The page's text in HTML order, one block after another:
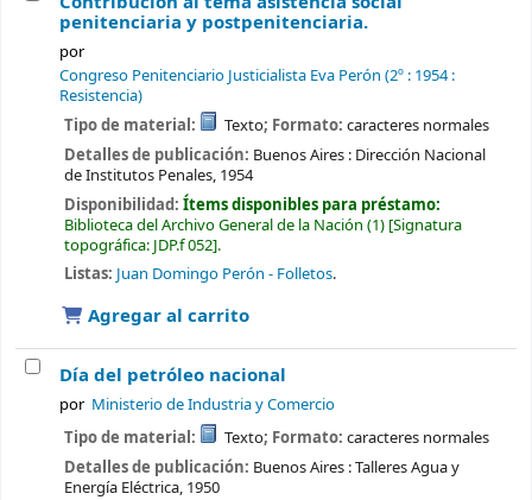
penitenciaria y postpenitenciaria.
por
Congreso Penitenciario Justicialista Eva Perón (2º : 1954 :
Resistencia)
Tipo de material: Texto; Formato:caracteres normales
Detalles de publicación: Buenos Aires : Dirección Nacional
de Institutos Penales, 1954
Disponibilidad: Ítems disponibles para préstamo:
Biblioteca del Archivo General de la Nación (1) Signatura
topográfica: JDP.f 052 .
Listas: Juan Domingo Perón - Folletos.
Agregar al carrito
Día del petróleo nacional
por Ministerio de Industria y Comercio
Tipo de material: Texto; Formato:caracteres normales
Detalles de publicación: Buenos Aires :Talleres Agua y
Energía Eléctrica, 1950